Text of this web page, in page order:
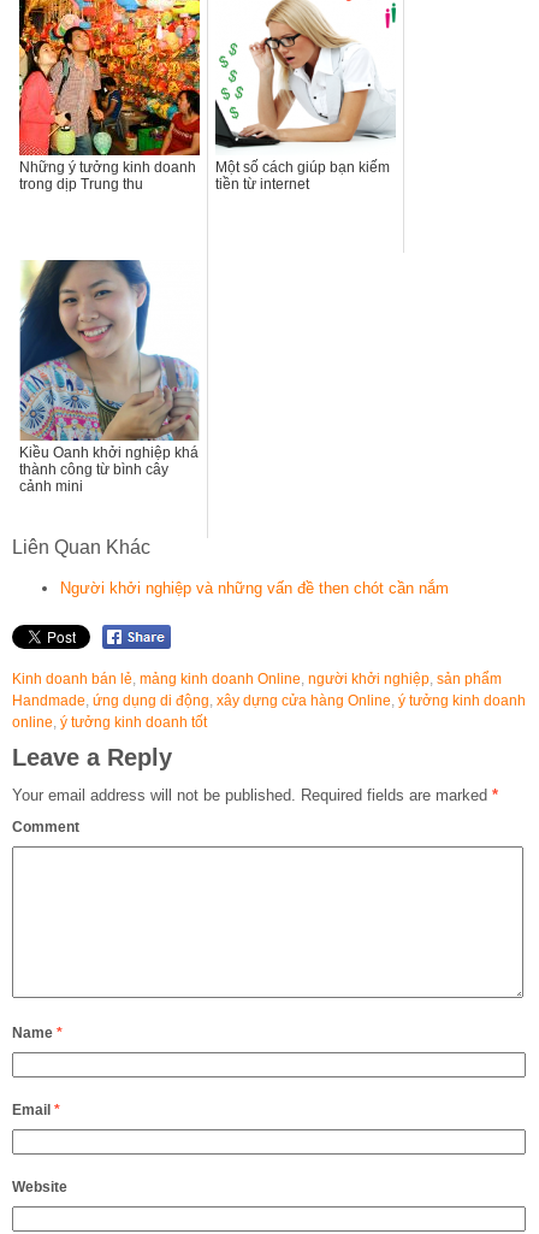
Những ý tưởng kinh doanh
trong dịp Trung thu
Một số cách giúp bạn kiếm
tiền từ internet
Kiều Oanh khởi nghiệp khá
thành công từ bình cây
cảnh mini
Liên Quan Khác
Người khởi nghiệp và những vấn đề then chót cần nắm
Kinh doanh bán lẻ mảng kinh doanh Online người khởi nghiệp sản phẩm
Handmade ứng dụng di động xây dựng cửa hàng Online ý tưởng kinh doanh
online ý tưởng kinh doanh tốt
Leave a Reply
Your email address will not be published. Required fields are marked *
Comment
Name *
Email *
Website